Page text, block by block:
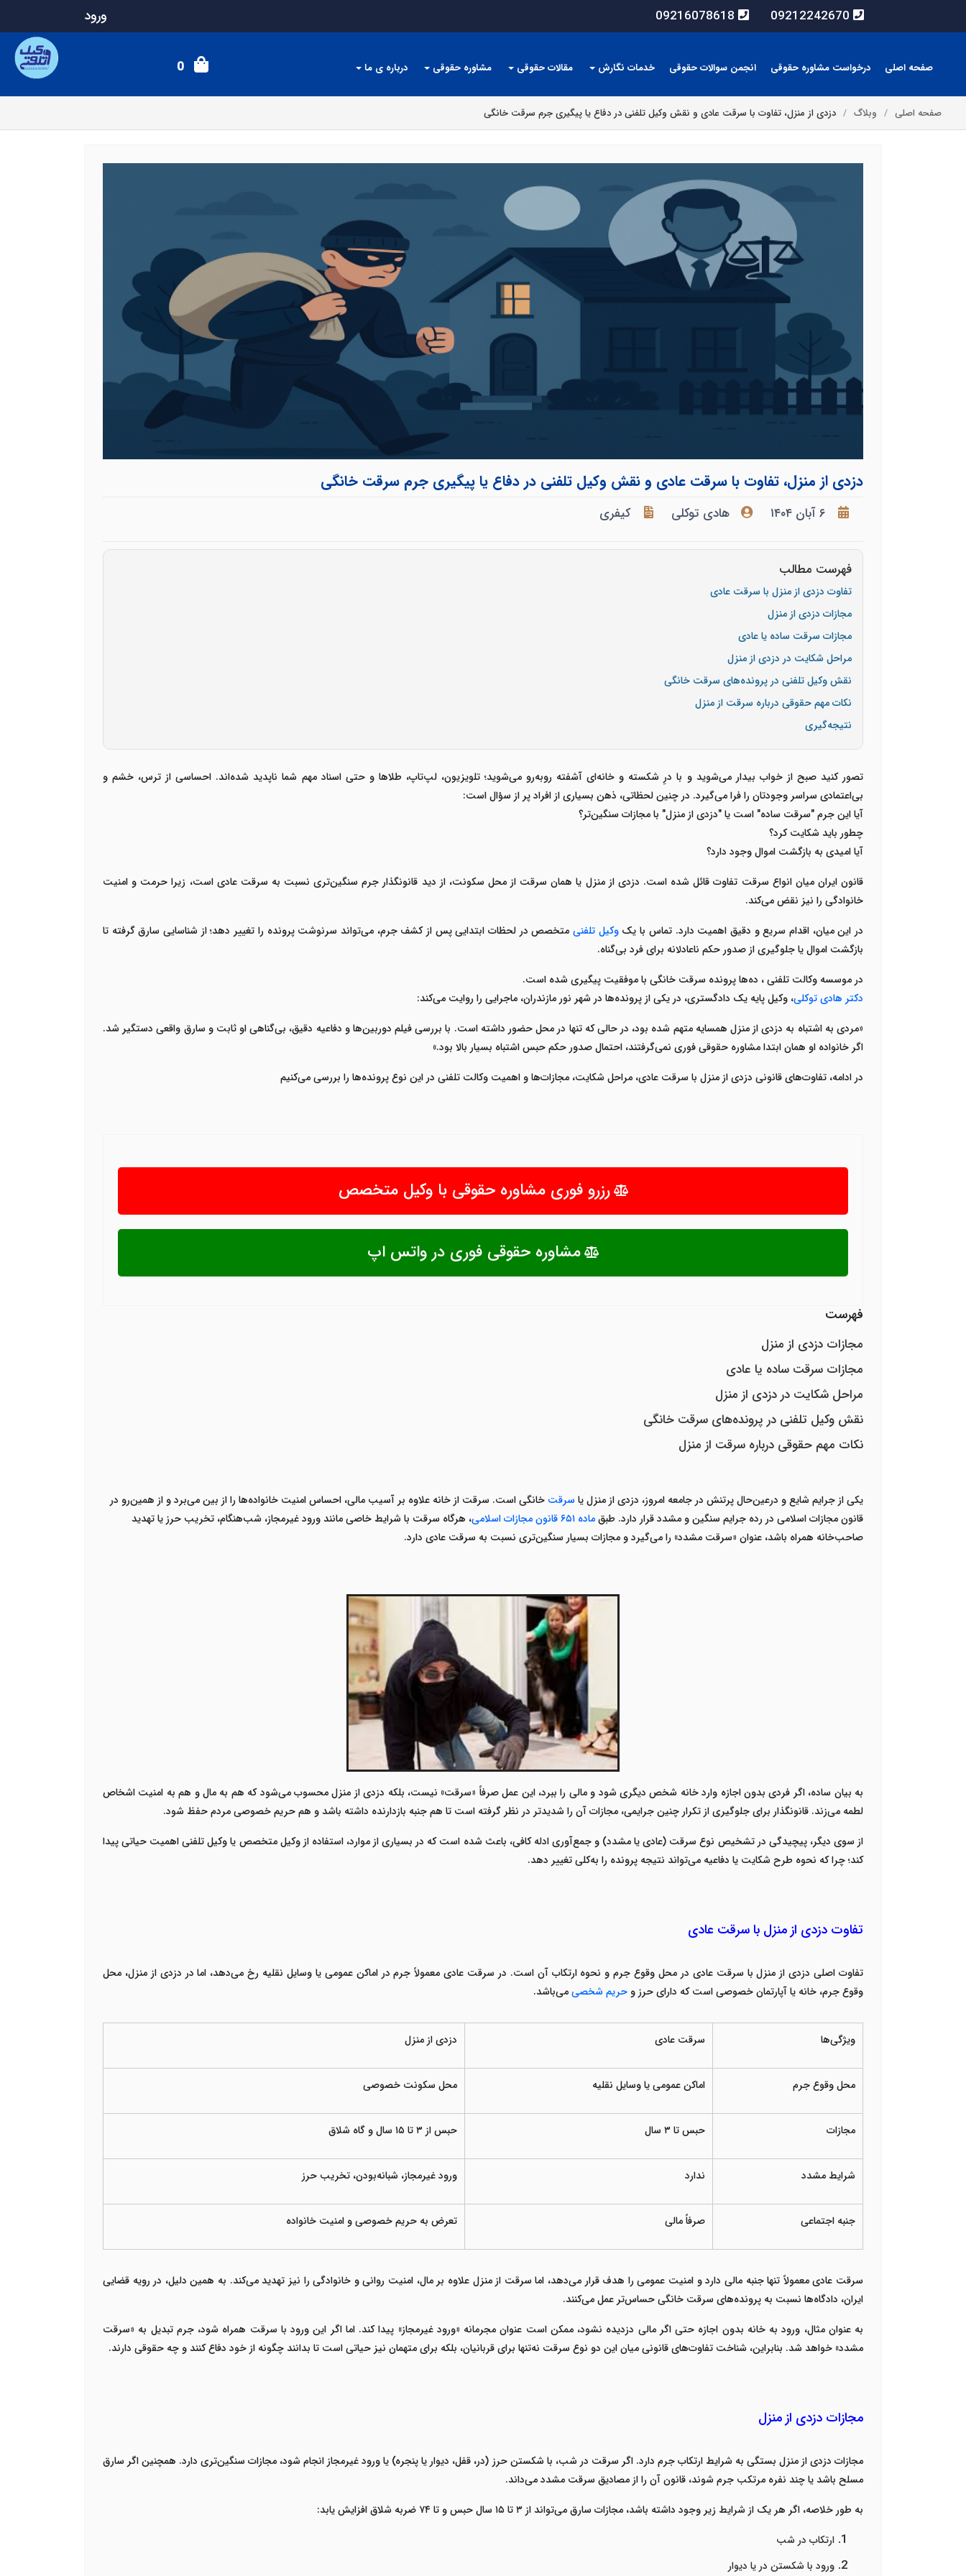
09212242670
09216078618 ورود
صفحه اصلی درخواست مشاوره حقوقی انجمن سوالات حقوقی خدمات نگارش مقالات حقوقی مشاوره حقوقی درباره ی ما 0
صفحه اصلی وبلاگ دزدی از منزل، تفاوت با سرقت عادی و نقش وکیل تلفنی در دفاع یا پیگیری جرم سرقت خانگی
دزدی از منزل، تفاوت با سرقت عادی و نقش وکیل تلفنی در دفاع یا پیگیری جرم سرقت خانگی
۶ آبان ۱۴۰۴ هادی توکلی کیفری
فهرست مطالب
تفاوت دزدی از منزل با سرقت عادی
مجازات دزدی از منزل
مجازات سرقت ساده یا عادی
مراحل شکایت در دزدی از منزل
نقش وکیل تلفنی در پرونده‌های سرقت خانگی
نکات مهم حقوقی درباره سرقت از منزل
نتیجه‌گیری
تصور کنید صبح از خواب بیدار می‌شوید و با درِ شکسته و خانه‌ای آشفته روبه‌رو می‌شوید؛ تلویزیون، لپ‌تاپ، طلاها و حتی اسناد مهم شما ناپدید شده‌اند. احساسی از ترس، خشم و
بی‌اعتمادی سراسر وجودتان را فرا می‌گیرد. در چنین لحظاتی، ذهن بسیاری از افراد پر از سؤال است:
آیا این جرم "سرقت ساده" است یا "دزدی از منزل" با مجازات سنگین‌تر؟
چطور باید شکایت کرد؟
آیا امیدی به بازگشت اموال وجود دارد؟
قانون ایران میان انواع سرقت تفاوت قائل شده است. دزدی از منزل یا همان سرقت از محل سکونت، از دید قانونگذار جرم سنگین‌تری نسبت به سرقت عادی است، زیرا حرمت و امنیت
خانوادگی را نیز نقض می‌کند.
در این میان، اقدام سریع و دقیق اهمیت دارد. تماس با یک وکیل تلفنیمتخصصدر لحظات ابتدایی پس از کشف جرم، می‌تواند سرنوشت پرونده را تغییر دهد؛ از شناسایی سارق گرفته تا
بازگشت اموال یا جلوگیری از صدور حکم ناعادلانه برای فرد بی‌گناه.
در موسسه وکالت تلفنی، ده‌ها پرونده سرقت خانگی با موفقیت پیگیری شده است.
دکتر هادی توکلی، وکیل پایه یک دادگستری، در یکی از پرونده‌ها در شهر نور مازندران، ماجرایی را روایت می‌کند:
«مردی به اشتباه به دزدی از منزل همسایه متهم شده بود، در حالی که تنها در محل حضور داشته است. با بررسی فیلم دوربین‌ها و دفاعیه دقیق، بی‌گناهی او ثابت و سارق واقعی دستگیر شد.
اگر خانواده او همان ابتدا مشاوره حقوقی فوری نمی‌گرفتند، احتمال صدور حکم حبس اشتباه بسیار بالا بود.»
در ادامه، تفاوت‌های قانونی دزدی از منزل با سرقت عادی، مراحل شکایت، مجازات‌ها و اهمیت وکالت تلفنی در این نوع پرونده‌ها را بررسی می‌کنیم
رزرو فوری مشاوره حقوقی با وکیل متخصص
مشاوره حقوقی فوری در واتس اپ
فهرست
مجازات دزدی از منزل
مجازات سرقت ساده یا عادی
مراحل شکایت در دزدی از منزل
نقش وکیل تلفنی در پرونده‌های سرقت خانگی
نکات مهم حقوقی درباره سرقت از منزل
یکی از جرایم شایع و درعین‌حال پرتنش در جامعه امروز، دزدی از منزل یاسرقت خانگی است. سرقت از خانه علاوه بر آسیب مالی، احساس امنیت خانواده‌ها را از بین می‌برد و از همین‌رو در
قانون مجازات اسلامی در رده جرایم سنگین و مشدد قرار دارد. طبقماده ۶۵۱قانون مجازات اسلامی، هرگاه سرقت با شرایط خاصی مانند ورود غیرمجاز، شب‌هنگام، تخریب حرز یا تهدید
صاحب‌خانه همراه باشد، عنوان «سرقت مشدد» را می‌گیرد و مجازات بسیار سنگین‌تری نسبت به سرقت عادی دارد.
به بیان ساده، اگر فردی بدون اجازه وارد خانه شخص دیگری شود و مالی را ببرد، این عمل صرفاً «سرقت» نیست، بلکه دزدی از منزل محسوب می‌شود که هم به مال و هم به امنیت اشخاص
لطمه می‌زند. قانونگذار برای جلوگیری از تکرار چنین جرایمی، مجازات آن را شدیدتر در نظر گرفته است تا هم جنبه بازدارنده داشته باشد و هم حریم خصوصی مردم حفظ شود.
از سوی دیگر، پیچیدگی در تشخیص نوع سرقت (عادی یا مشدد) و جمع‌آوری ادله کافی، باعث شده است که در بسیاری از موارد، استفاده از وکیل متخصص یا وکیل تلفنی اهمیت حیاتی پیدا
کند؛ چرا که نحوه طرح شکایت یا دفاعیه می‌تواند نتیجه پرونده را به‌کلی تغییر دهد.
تفاوت دزدی از منزل با سرقت عادی
تفاوت اصلی دزدی از منزل با سرقت عادی در محل وقوع جرم و نحوه ارتکاب آن است. در سرقت عادی معمولاً جرم در اماکن عمومی یا وسایل نقلیه رخ می‌دهد، اما در دزدی از منزل، محل
وقوع جرم، خانه یا آپارتمان خصوصی است که دارای حرز و حریم شخصیمی‌باشد.
ویژگی‌ها سرقت عادی دزدی از منزل
محل وقوع جرم اماکن عمومی یا وسایل نقلیه محل سکونت خصوصی
مجازات حبس تا۳سال حبس از ۳تا ۱۵سال و گاه شلاق
شرایط مشدد ندارد ورود غیرمجاز، شبانه‌بودن، تخریب حرز
جنبه اجتماعی صرفاً مالی تعرض به حریم خصوصی و امنیت خانواده
سرقت عادی معمولاً تنها جنبه مالی دارد و امنیت عمومی را هدف قرار می‌دهد، اما سرقت از منزل علاوه بر مال، امنیت روانی و خانوادگی را نیز تهدید می‌کند. به همین دلیل، در رویه قضایی
ایران، دادگاه‌ها نسبت به پرونده‌های سرقت خانگی حساس‌تر عمل می‌کنند.
به عنوان مثال، ورود به خانه بدون اجازه حتی اگر مالی دزدیده نشود، ممکن است عنوان مجرمانه «ورود غیرمجاز» پیدا کند. اما اگر این ورود با سرقت همراه شود، جرم تبدیل به «سرقت
مشدد» خواهد شد. بنابراین، شناخت تفاوت‌های قانونی میان این دو نوع سرقت نه‌تنها برای قربانیان، بلکه برای متهمان نیز حیاتی است تا بدانند چگونه از خود دفاع کنند و چه حقوقی دارند.
مجازات دزدی از منزل
مجازات دزدی از منزل بستگی به شرایط ارتکاب جرم دارد. اگر سرقت در شب، با شکستن حرز (در، قفل، دیوار یا پنجره) یا ورود غیرمجاز انجام شود، مجازات سنگین‌تری دارد. همچنین اگر سارق
مسلح باشد یا چند نفره مرتکب جرم شوند، قانون آن را از مصادیق سرقت مشدد می‌داند.
به طور خلاصه، اگر هر یک از شرایط زیر وجود داشته باشد، مجازات سارق می‌تواند از ۳تا ۱۵سال حبس و تا ۷۴ ضربه شلاق افزایش یابد:
ارتکاب در شب
ورود با شکستن در یا دیوار